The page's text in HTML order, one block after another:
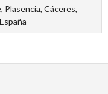
Plasencia, Cáceres,